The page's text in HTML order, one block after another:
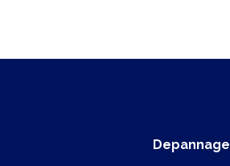
Depannage